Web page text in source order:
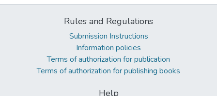
Rules and Regulations
Submission Instructions
Information policies
Terms of authorization for publication
Terms of authorization for publishing books
Help